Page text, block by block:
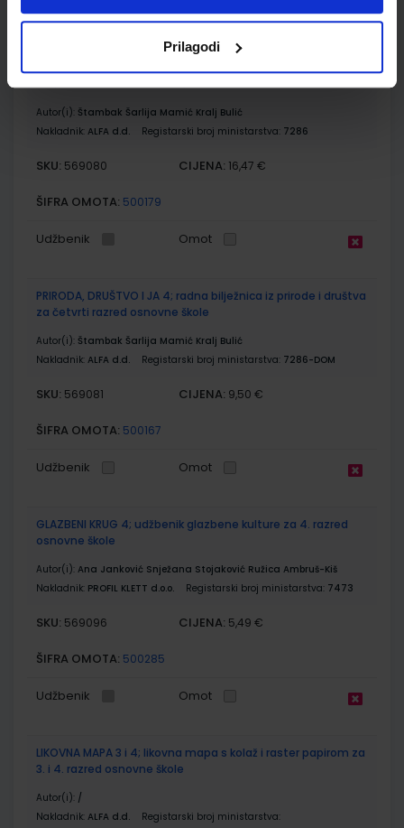
Prilagodi
Udžbenik Omot
za četvrti razred osnovne škole
Autor(i): Štambak Šarlija Mamić Kralj Bulić
Nakladnik: ALFA d.d. Registarski broj ministarstva: 7286
SKU: 569080 CIJENA: 16,47 €
ŠIFRA OMOTA: 500179
Udžbenik Omot
PRIRODA, DRUŠTVO I JA 4; radna bilježnica iz prirode i društva
za četvrti razred osnovne škole
Autor(i): Štambak Šarlija Mamić Kralj Bulić
Nakladnik: ALFA d.d. Registarski broj ministarstva: 7286-DOM
SKU: 569081 CIJENA: 9,50 €
ŠIFRA OMOTA: 500167
Udžbenik Omot
GLAZBENI KRUG 4; udžbenik glazbene kulture za 4. razred
osnovne škole
Autor(i): Ana Janković Snježana Stojaković Ružica Ambruš-Kiš
Nakladnik: PROFIL KLETT d.o.o. Registarski broj ministarstva: 7473
SKU: 569096 CIJENA: 5,49 €
ŠIFRA OMOTA: 500285
Udžbenik Omot
LIKOVNA MAPA 3 i 4; likovna mapa s kolaž i raster papirom za
3. i 4. razred osnovne škole
Autor(i): /
Nakladnik: ALFA d.d. Registarski broj ministarstva: